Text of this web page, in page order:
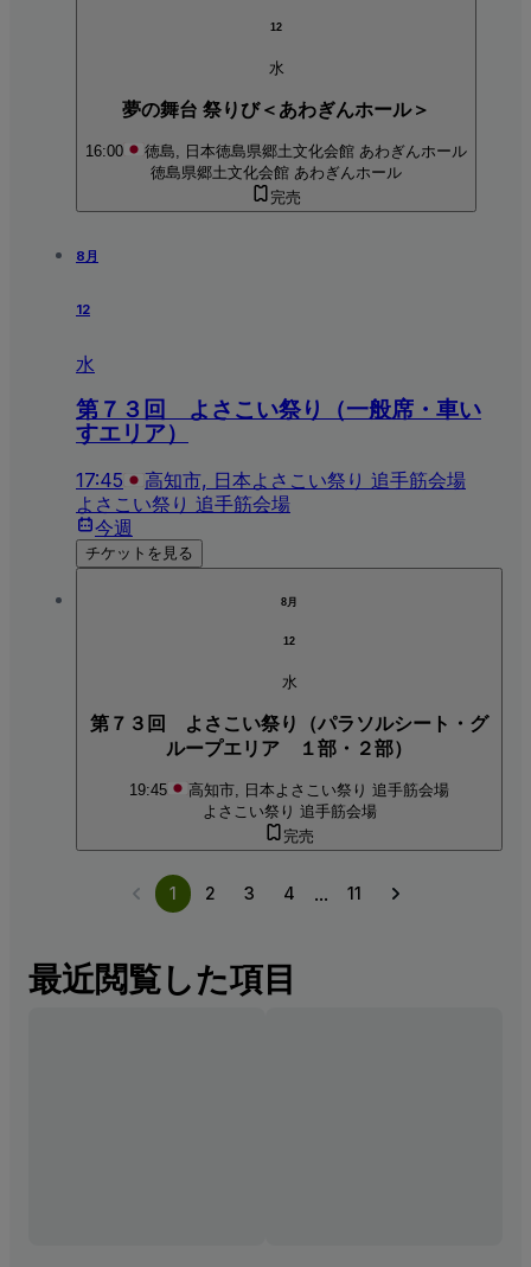
12
水
夢の舞台 祭りび＜あわぎんホール＞
16:00 徳島, 日本徳島県郷土文化会館 あわぎんホール
徳島県郷土文化会館 あわぎんホール
完売
8月
12
水
第７３回 よさこい祭り（一般席・車い
すエリア）
17:45 高知市, 日本よさこい祭り 追手筋会場
よさこい祭り 追手筋会場
今週
チケットを見る
8月
12
水
第７３回 よさこい祭り（パラソルシート・グ
ループエリア １部・２部）
19:45 高知市, 日本よさこい祭り 追手筋会場
よさこい祭り 追手筋会場
完売
1 2 3 4 ... 11
最近閲覧した項目